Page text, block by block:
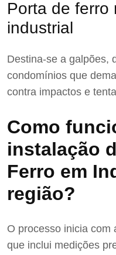
Porta de ferro
industrial
Destina-se a galpões,
condomínios que
contra impactos e
Como
instalação
Ferro em
região?
O processo inicia com
que inclui medições